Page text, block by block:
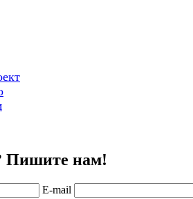
Пишите нам!
E-mail